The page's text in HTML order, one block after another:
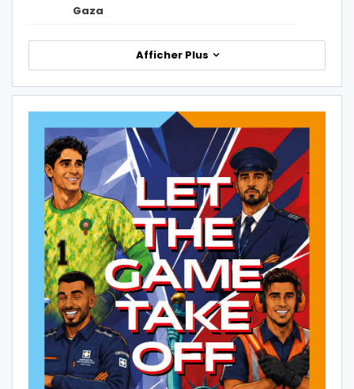
Gaza
Afficher Plus